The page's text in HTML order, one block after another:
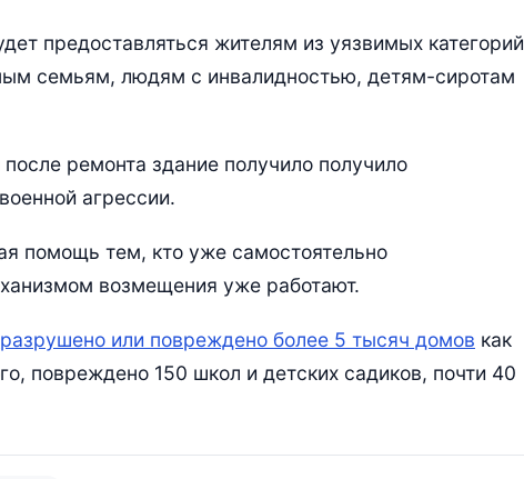
предоставляться жителям из уязвимых категорий
семьям, людям с инвалидностью, детям-сиротам
ремонта здание получило получило
агрессии.
помощь тем, кто уже самостоятельно
возмещения уже работают.
или повреждено более 5 тысяч домов как
повреждено 150 школ и детских садиков, почти 40